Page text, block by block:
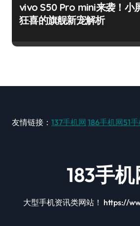
vivo S50 Pro mini来袭！小
狂喜的旗舰新宠解析
友情链接： 137手机网 186手机网51
183手机
大型手机资讯类网站！ https://